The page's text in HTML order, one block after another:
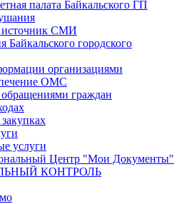
палата Байкальского ГП
СМИ
Байкальского городского
организациями
ОМС
граждан
услуги
Центр "Мои Документы"
КОНТРОЛЬ